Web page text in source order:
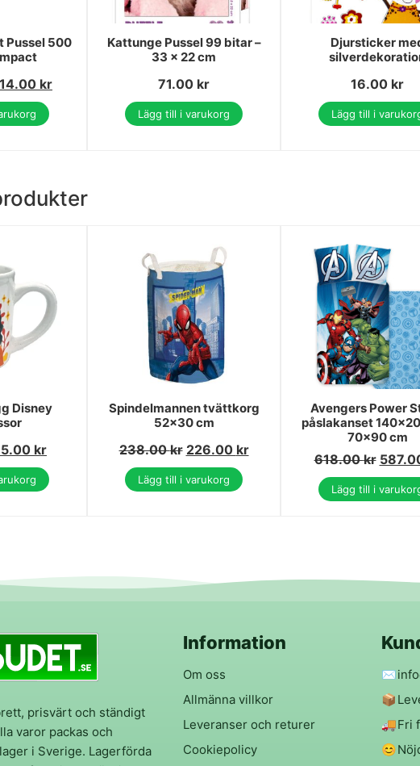
Pussel 500
kr
Kattunge Pussel 99 bitar –
33 x 22 cm
71.00 kr
Lägg till i varukorg
Djursticker
16.00 kr
Lägg till i
Disney
kr
Spindelmannen tvättkorg
52x30 cm
238.00kr 226.00 kr
Lägg till i varukorg
Avengers Power
påslakanset
70x90 cm
618.00kr
Lägg till i
prisvärt och ständigt
varor packas och
i Sverige. Lagerförda
Information
Om oss
Allmänna villkor
Leveranser och returer
Cookiepolicy
✉️
📦
🚚Fri
😊